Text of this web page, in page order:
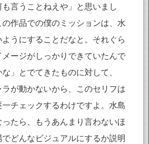
言うことねえや」と思いまし
作品での僕のミッションは、水
うにすることだなと。それぐら
ージがしっかりできていたんで
」とでてきたものに対して、
ラが動かないから、このセリフは
チェックするわけですよ。水島
たら、もうあんまり言わないほ
どんなビジュアルにするか説明